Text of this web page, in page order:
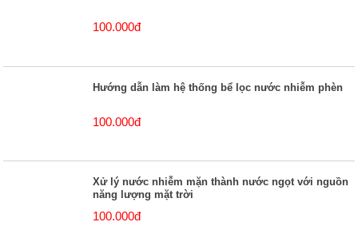
100.000đ
Hướng dẫn làm hệ thống bể lọc nước nhiễm phèn
100.000đ
Xử lý nước nhiễm mặn thành nước ngọt với nguồn
năng lượng mặt trời
100.000đ